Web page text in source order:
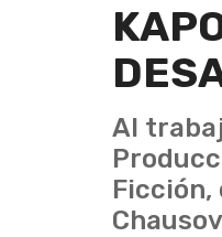
Al
Ficción,